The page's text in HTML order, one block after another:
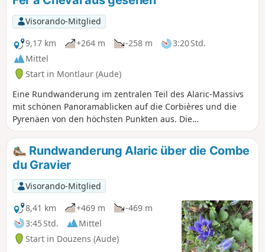
anschließende Abstieg ist anspruchsvoll, über
Geröll, mit einem letzten Kilometer mit mehr als
20 % Steigung und ständigem Blick auf die
Pyrenäen und die Corbières.Das Ende ist
entspannter, verläuft jedoch größtenteils auf
Asphalt und dient nur dazu, die Runde zu
schließen. Die etwas längere Variante am Ende
ermöglicht es, den Teil auf Asphalt zu
verkürzen.
Visorando-Mitglied
9,17 km
+264 m -258 m
3:20 Std.
Mittel
Start in Montlaur (Aude)
Eine Rundwanderung im zentralen Teil des Alaric-Massivs
mit schönen Panoramablicken auf die Corbières und die
Pyrenäen von den höchsten Punkten aus. Die
Rundwanderung beginnt auf Asphalt, führt dann entlang
der Weinberge der Corbières und folgt schließlich dem
Verlauf des GR®36 auf den Kalksteinkämmen. Achtung,
Augen auf!
Rundwanderung Alaric über die Combe
du Gravier
Visorando-Mitglied
8,41 km
+469 m
-469 m
3:45 Std.
Mittel
Start in Douzens (Aude)